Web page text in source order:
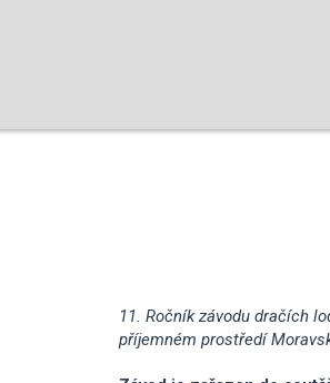
11. Ročník závodu dračích
příjemném prostředí